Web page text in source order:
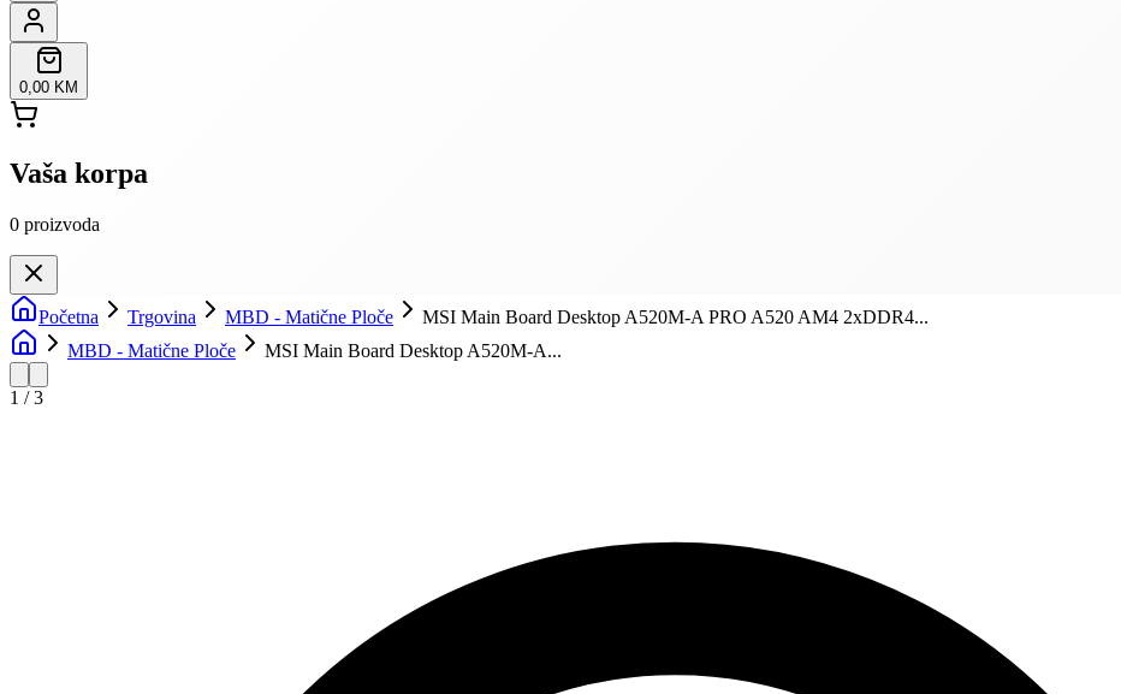
0,00 KM
Vaša korpa
0 proizvoda
Početna Trgovina MBD - Matične Ploče
MSI Main Board Desktop A520M-A PRO A520 AM4 2xDDR4...
MBD - Matične Ploče
MSI Main Board Desktop A520M-A...
1 /3